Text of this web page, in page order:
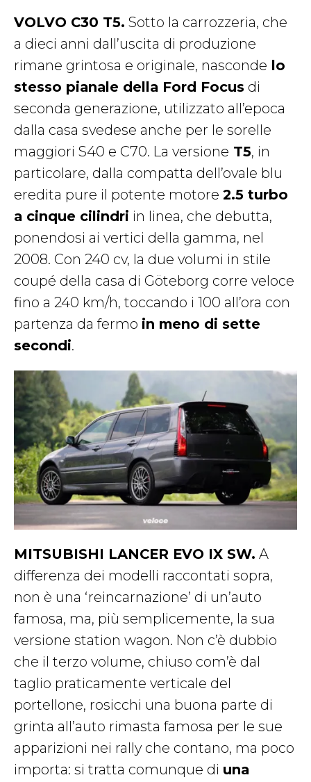
VOLVO C30 T5. Sotto la carrozzeria, che
a dieci anni dall’uscita di produzione
rimane grintosa e originale, nasconde lo
stesso pianale della Ford Focus di
seconda generazione, utilizzato all’epoca
dalla casa svedese anche per le sorelle
maggiori S40 e C70. La versione T5, in
particolare, dalla compatta dell’ovale blu
eredita pure il potente motore 2.5 turbo
a cinque cilindri in linea, che debutta,
ponendosi ai vertici della gamma, nel
2008. Con 240 cv, la due volumi in stile
coupé della casa di Göteborg corre veloce
fino a 240 km/h, toccando i 100 all’ora con
partenza da fermo in meno di sette
secondi.
MITSUBISHI LANCER EVO IX SW. A
differenza dei modelli raccontati sopra,
non è una ‘reincarnazione’ di un’auto
famosa, ma, più semplicemente, la sua
versione station wagon. Non c’è dubbio
che il terzo volume, chiuso com’è dal
taglio praticamente verticale del
portellone, rosicchi una buona parte di
grinta all’auto rimasta famosa per le sue
apparizioni nei rally che contano, ma poco
importa: si tratta comunque di una